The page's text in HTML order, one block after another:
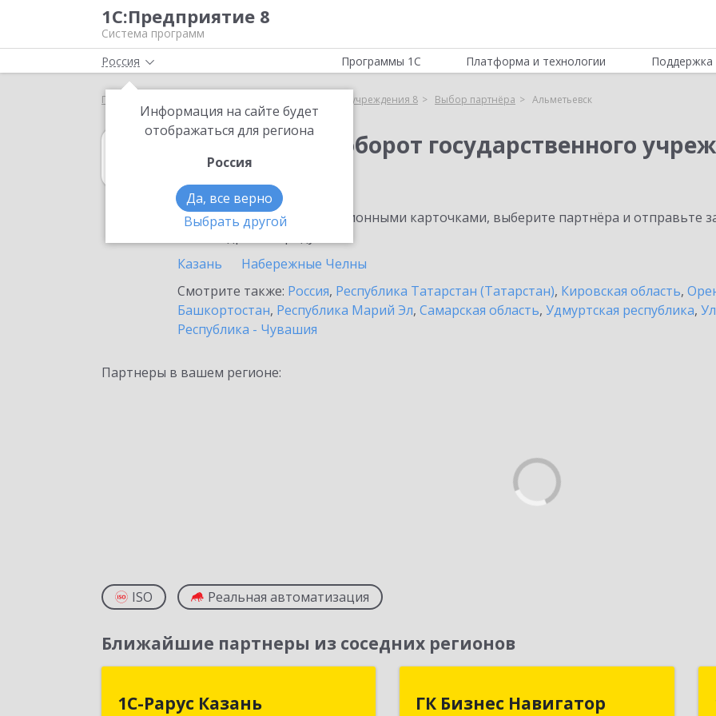
1С:Предприятие 8
Система программ
Россия
Информация на сайте будет
отображаться для региона
Россия
Да, все верно
Выбрать другой
Программы 1С Платформа и технологии Поддержка
Главная 1С:Документооборот государственного учреждения 8 Выбор партнёра Альметьевск
1С:Документооборот государственного
в Альметьевске
Ознакомьтесь с информационными карточками, выберите партнёра и отправьте
Казань
Набережные Челны
Смотрите также: Россия, Республика Татарстан (Татарстан), Кировская область,
Башкортостан, Республика Марий Эл, Самарская область, Удмуртская республика,
Республика - Чувашия
Партнеры в вашем регионе:
ISO Реальная автоматизация
Ближайшие партнеры из соседних регионов
1С-Рарус Казань ГК Бизнес Навигатор